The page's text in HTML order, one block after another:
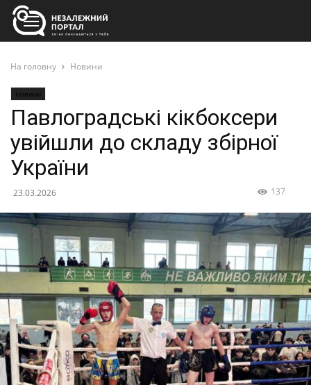
На головну Новини
Новини
Павлоградські кікбоксери
увійшли до складу збірної
України
23.03.2026 137